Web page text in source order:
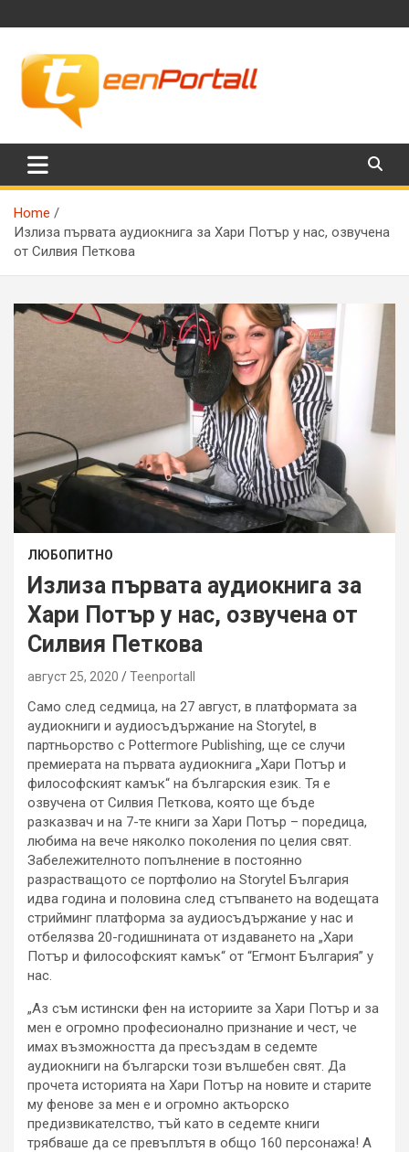
to
TeenPortall
Home
Излиза първата аудиокнига за Хари Потър у нас, озвучена
от Силвия Петкова
ЛЮБОПИТНО
Излиза първата аудиокнига за
Хари Потър у нас, озвучена от
Силвия Петкова
август 25, 2020 Teenportall
Само след седмица, на 27 август, в платформата за
аудиокниги и аудиосъдържание на Storytel, в
партньорство с Pottermore Publishing, ще се случи
премиерата на първата аудиокнига „Хари Потър и
философският камък“ на българския език. Тя е
озвучена от Силвия Петкова, която ще бъде
разказвач и на 7-те книги за Хари Потър – поредица,
любима на вече няколко поколения по целия свят.
Забележителното попълнение в постоянно
разрастващото се портфолио на Storytel България
идва година и половина след стъпването на водещата
стрийминг платформа за аудиосъдържание у нас и
отбелязва 20-годишнината от издаването на „Хари
Потър и философският камък“ от “Егмонт България” у
нас.
„Аз съм истински фен на историите за Хари Потър и за
мен е огромно професионално признание и чест, че
имах възможността да пресъздам в седемте
аудиокниги на български този вълшебен свят. Да
прочета историята на Хари Потър на новите и старите
му фенове за мен е и огромно актьорско
предизвикателство, тъй като в седемте книги
трябваше да се превъплътя в общо 160 персонажа! А